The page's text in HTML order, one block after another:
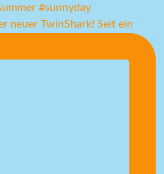
neuer TwinShark! Seit ein